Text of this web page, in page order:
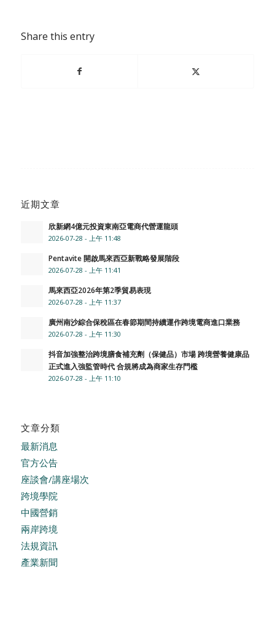
Share this entry
近期文章
欣新網4億元投資東南亞電商代營運龍頭
2026-07-28 - 上午 11:48
Pentavite 開啟馬來西亞新戰略發展階段
2026-07-28 - 上午 11:41
馬來西亞2026年第2季貿易表現
2026-07-28 - 上午 11:37
廣州南沙綜合保稅區在春節期間持續運作跨境電商進口業務
2026-07-28 - 上午 11:30
抖音加強整治跨境膳食補充劑（保健品）市場 跨境營養健康品
正式進入強監管時代 合規將成為商家生存門檻
2026-07-28 - 上午 11:10
文章分類
最新消息
官方公告
座談會/講座場次
跨境學院
中國營銷
兩岸跨境
法規資訊
產業新聞